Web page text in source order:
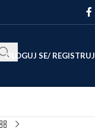
ULOGUJ SE/ REGISTRUJ